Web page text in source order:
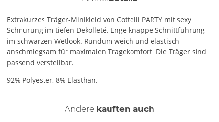
Extrakurzes Träger-Minikleid von Cottelli PARTY mit sexy
Schnürung im tiefen Dekolleté. Enge knappe Schnittführung
im schwarzen Wetlook. Rundum weich und elastisch
anschmiegsam für maximalen Tragekomfort. Die Träger sind
passend verstellbar.
92% Polyester, 8% Elasthan.
Andere kauften auch